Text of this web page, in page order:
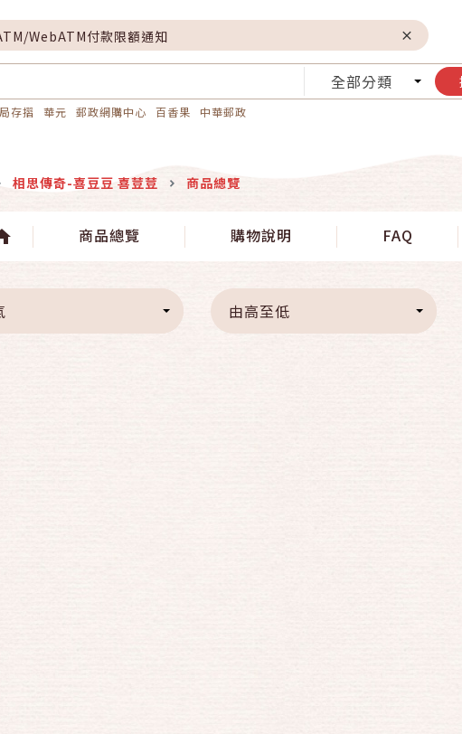
WebATM付款限額通知
全部分類
存摺 華元 郵政網購中心 百香果 中華郵政
相思傳奇-喜豆豆 喜荳荳 商品總覽
商品總覽 購物說明 FAQ
由高至低